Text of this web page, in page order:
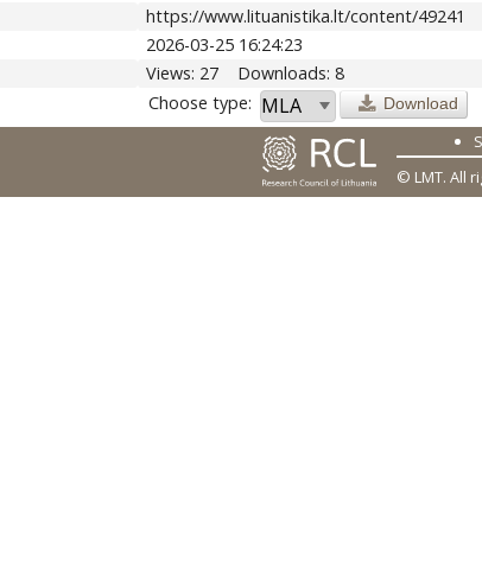
https://www.lituanistika.lt/content/49241
2026-03-25 16:24:23
Views: 27
Downloads: 8
Choose type: Download
© LMT. All